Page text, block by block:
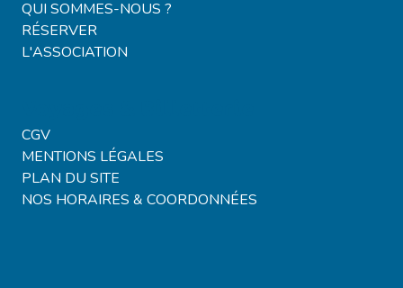
QUI SOMMES-NOUS ?
RÉSERVER
L'ASSOCIATION
CGV
MENTIONS LÉGALES
PLAN DU SITE
NOS HORAIRES & COORDONNÉES